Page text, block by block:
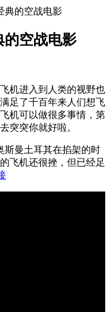
典的空战电影
的空战电影
机进入到人类的视野也
足了千百年来人们想飞
机可以做很多事情，第
突突你就好啦。
斯曼土耳其在掐架的时
飞机还很挫，但已经足